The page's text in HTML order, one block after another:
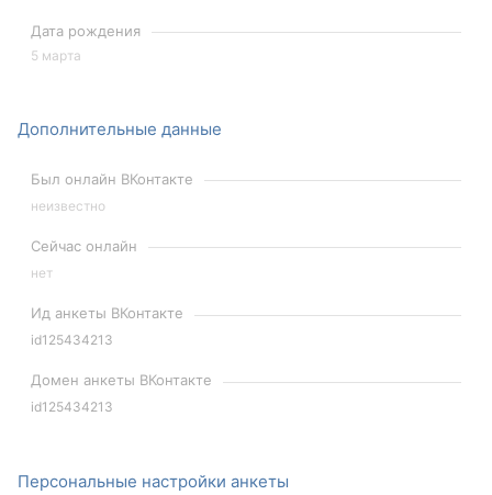
Дата рождения
5 марта
Дополнительные данные
Был онлайн ВКонтакте
неизвестно
Сейчас онлайн
нет
Ид анкеты ВКонтакте
id125434213
Домен анкеты ВКонтакте
id125434213
Персональные настройки анкеты